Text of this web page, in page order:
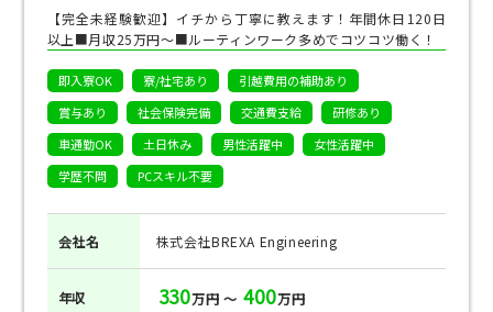
【完全未経験歓迎】イチから丁寧に教えます！年間休日120日
以上■月収25万円～■ルーティンワーク多めでコツコツ働く！
即入寮OK 寮/社宅あり
引越費用の補助あり
賞与あり
社会保険完備 交通費支給
研修あり
車通勤OK
土日休み 男性活躍中
女性活躍中
学歴不問
PCスキル不要
会社名 株式会社BREXA Engineering
年収 330万円 ～ 400万円